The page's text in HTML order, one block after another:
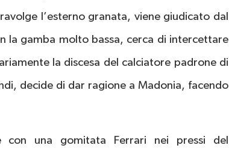
l’esterno granata, viene giudicato dal
la gamba molto bassa, cerca di intercettare
la discesa del calciatore padrone di
decide di dar ragione a Madonia, facendo
con una gomitata Ferrari nei pressi del